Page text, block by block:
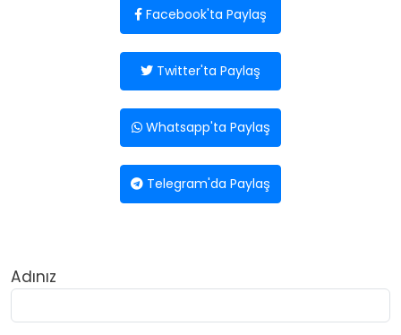
Facebook'ta Paylaş
Twitter'ta Paylaş
Whatsapp'ta Paylaş
Telegram'da Paylaş
Adınız